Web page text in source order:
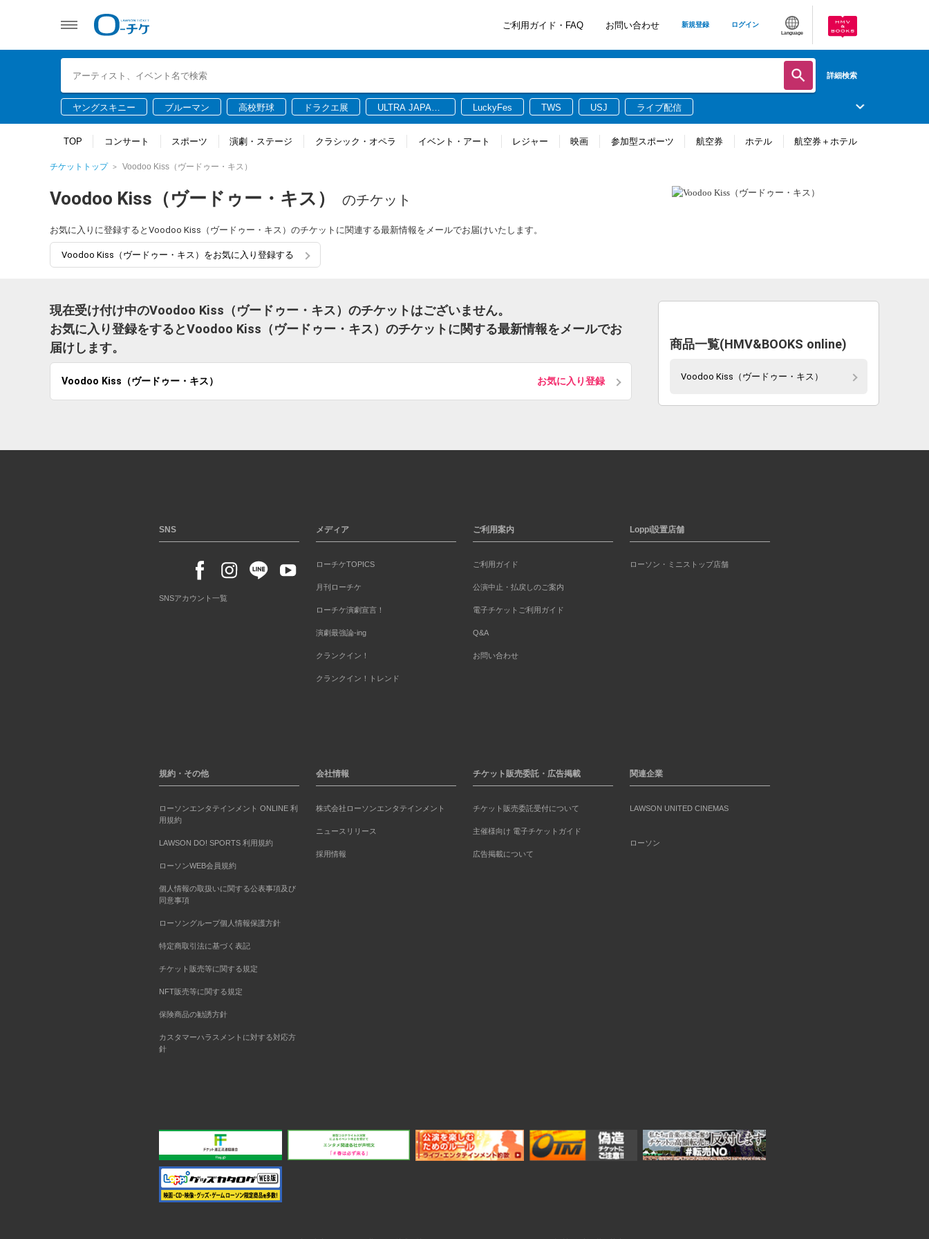
ご利用ガイド・FAQ お問い合わせ 新規登録 ログイン
Language
詳細検索
ヤングスキニー ブルーマン 高校野球 ドラクエ展
ULTRA JAPAN
LuckyFes TWS USJ ライブ配信
TOP コンサート スポーツ 演劇・ステージ クラシック・オペラ イベント・アート レジャー 映画 参加型スポーツ 航空券 ホテル 航空券＋ホテル
チケットトップ Voodoo Kiss（ヴードゥー・キス）
Voodoo Kiss（ヴードゥー・キス） のチケット
お気に入りに登録するとVoodoo Kiss（ヴードゥー・キス）のチケットに関連する最新情報をメールでお届けいたします。
Voodoo Kiss（ヴードゥー・キス）をお気に入り登録する
現在受け付け中のVoodoo Kiss（ヴードゥー・キス）のチケットはございません。
お気に入り登録をするとVoodoo Kiss（ヴードゥー・キス）のチケットに関する最新情報をメールでお
届けします。
Voodoo Kiss（ヴードゥー・キス） お気に入り登録
商品一覧(HMV&BOOKS online)
Voodoo Kiss（ヴードゥー・キス）
SNS
SNSアカウント一覧
メディア
ローチケTOPICS
月刊ローチケ
ローチケ演劇宣言！
演劇最強論-ing
クランクイン！
クランクイン！トレンド
ご利用案内
ご利用ガイド
公演中止・払戻しのご案内
電子チケットご利用ガイド
Q&A
お問い合わせ
Loppi設置店舗
ローソン・ミニストップ店舗
規約・その他
ローソンエンタテインメント ONLINE 利
用規約
LAWSON DO! SPORTS 利用規約
ローソンWEB会員規約
個人情報の取扱いに関する公表事項及び
同意事項
ローソングループ個人情報保護方針
特定商取引法に基づく表記
チケット販売等に関する規定
NFT販売等に関する規定
保険商品の勧誘方針
カスタマーハラスメントに対する対応方
針
会社情報
株式会社ローソンエンタテインメント
ニュースリリース
採用情報
チケット販売委託・広告掲載
チケット販売委託受付について
主催様向け 電子チケットガイド
広告掲載について
関連企業
LAWSON UNITED CINEMAS
ローソン